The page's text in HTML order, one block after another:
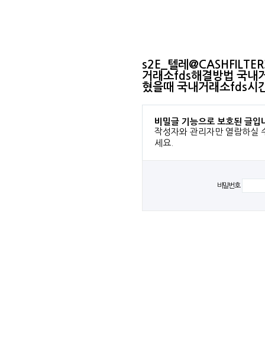
s2E_텔레
거래소fds해결방법 국내
혔을때 국내거래소fds시
비밀글 기능으로 보호된 글입
작성자와 관리자만 열람하실
세요.
비밀번호